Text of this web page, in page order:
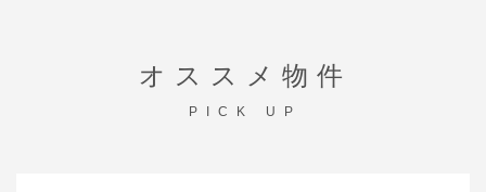
オススメ物件
PICK UP